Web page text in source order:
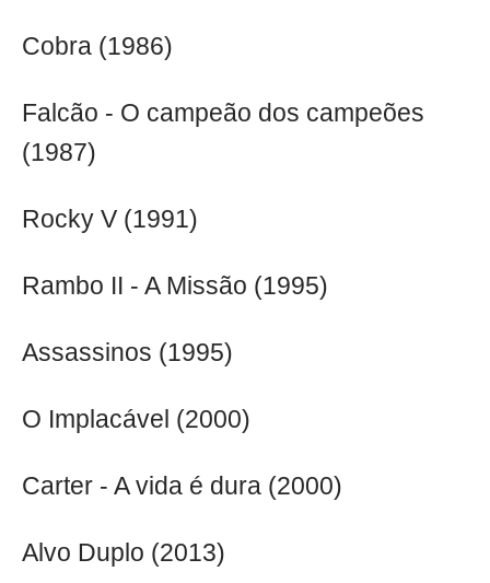
Cobra (1986)
Falcão - O campeão dos campeões
(1987)
Rocky V (1991)
Rambo II - A Missão (1995)
Assassinos (1995)
O Implacável (2000)
Carter - A vida é dura (2000)
Alvo Duplo (2013)